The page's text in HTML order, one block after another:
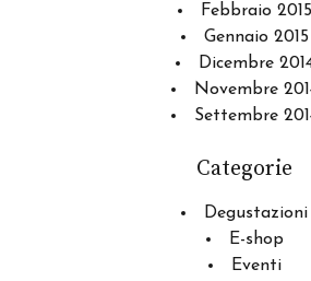
Febbraio 2015
Gennaio 2015
Dicembre
Novembre
Settembre
Categorie
Degustazioni
E-shop
Eventi